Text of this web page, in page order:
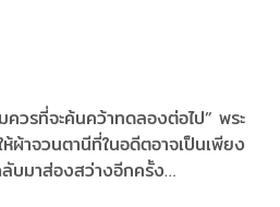
วรที่จะค้นคว้าทดลองต่อไป” พระ
ผ้าจวนตานีที่ในอดีตอาจเป็นเพียง
บมาส่องสว่างอีกครั้ง…